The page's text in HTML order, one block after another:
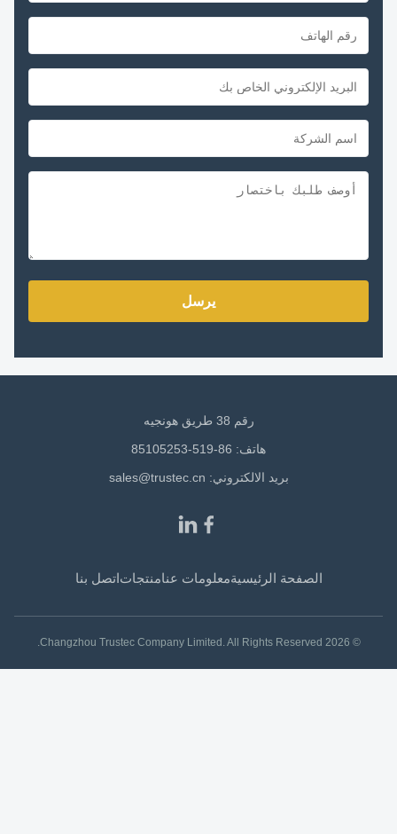
يرسل
هاتف: 86-519-85105253
بريد الالكتروني: sales@trustec.cn
الصفحة الرئيسيةمعلومات عنامنتجاتاتصل بنا